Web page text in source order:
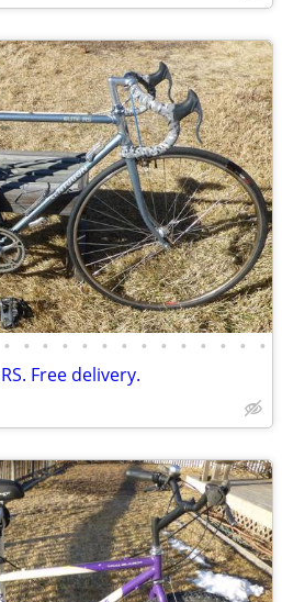
• • • • • • • • • • • • • •
Free delivery.